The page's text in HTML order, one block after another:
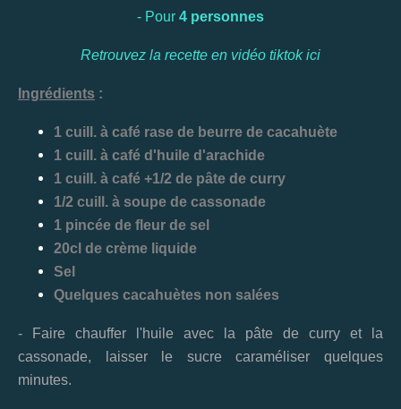
- Pour 4 personnes
Retrouvez la recette en vidéo tiktokici
Ingrédients :
1 cuill. à café rase de beurre de cacahuète
1 cuill. à café d'huile d'arachide
1 cuill. à café +1/2 de pâte de curry
1/2 cuill. à soupe de cassonade
1 pincée de fleur de sel
20cl de crème liquide
Sel
Quelques cacahuètes non salées
- Faire chauffer l'huile avec la pâte de curry et la
cassonade, laisser le sucre caraméliser quelques
minutes.